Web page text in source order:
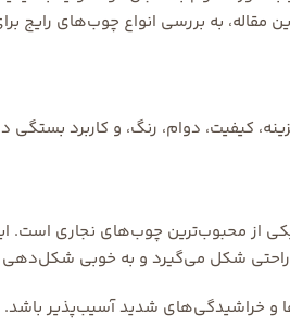
به بررسی انواع چوب‌های رایج
کیفیت، دوام، رنگ، و کاربرد بستگی
از محبوب‌ترین چوب‌های نجاری است.
شکل می‌گیرد و به خوبی
و خراشیدگی‌های شدید آسیب‌پذیر